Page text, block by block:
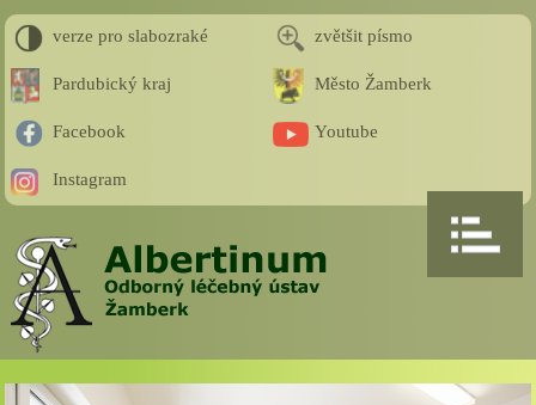
verze pro slabozraké zvětšit písmo
Pardubický kraj Město Žamberk
Facebook Youtube
Instagram